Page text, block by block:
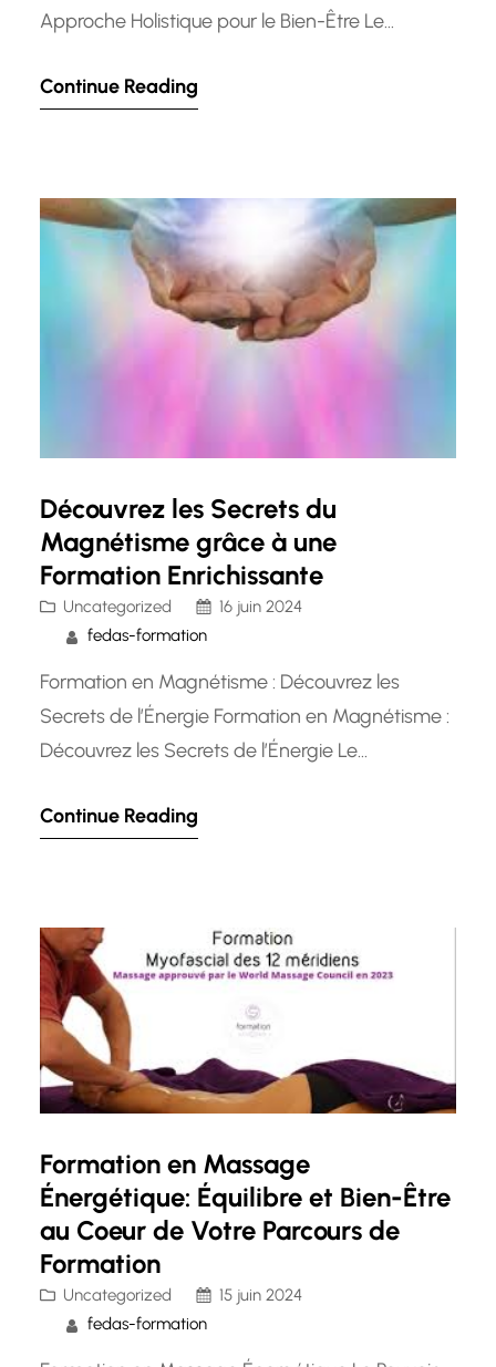
Approche Holistique pour le Bien-Être Le
ancienne qui vise à rééquilibrer les énergies du
repose sur le principe selon lequel notre…
Continue Reading
Découvrez les Secrets du
Magnétisme grâce à une
Formation Enrichissante
Uncategorized
16 juin 2024
fedas-formation
Formation en Magnétisme : Découvrez les
Secrets de l’Énergie Formation en Magnétisme :
Découvrez les Secrets de l’Énergie Le
repose sur la croyance en l’énergie vitale
discipline pour ses potentiels bienfaits sur le…
Continue Reading
Formation en Massage
Énergétique: Équilibre et Bien-Être
au Coeur de Votre Parcours de
Formation
Uncategorized
15 juin 2024
fedas-formation